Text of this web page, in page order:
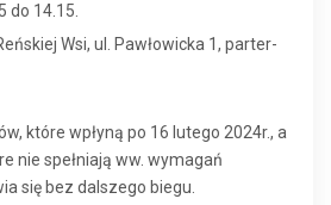
do 14.15.
Wsi, ul. Pawłowicka 1, parter-
które wpłyną po 16 lutego 2024r., a
nie spełniają ww. wymagań
się bez dalszego biegu.